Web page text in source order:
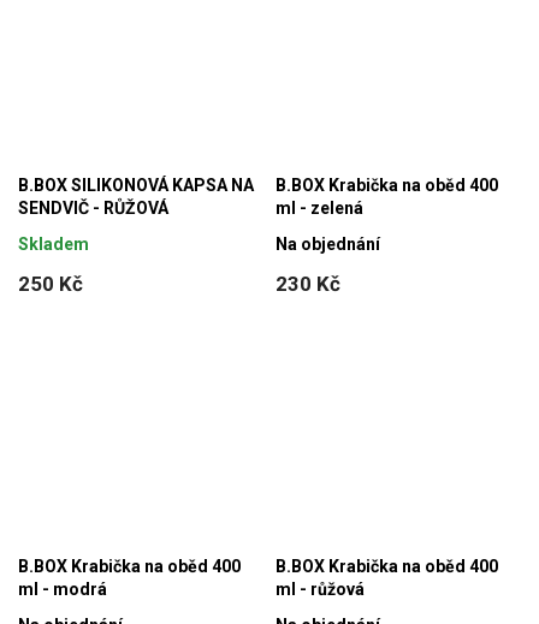
B.BOX SILIKONOVÁ KAPSA NA
SENDVIČ - RŮŽOVÁ
250 Kč
Skladem
B.BOX Krabička na oběd 400
ml - zelená
230 Kč
Na objednání
B.BOX Krabička na oběd 400
ml - modrá
B.BOX Krabička na oběd 400
ml - růžová